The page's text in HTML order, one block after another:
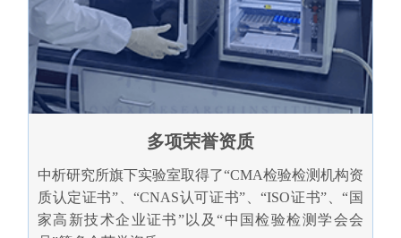
多项荣誉资质
中析研究所旗下实验室取得了“CMA检验检测机构资
质认定证书”、“CNAS认可证书”、“ISO证书”、“国
家高新技术企业证书”以及“中国检验检测学会会